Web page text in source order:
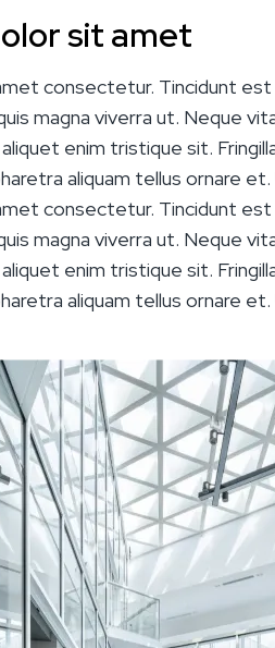
sit amet
consectetur. Tincidunt
magna viverra ut. Neque
enim tristique sit.
aliquam tellus ornare
consectetur. Tincidunt
magna viverra ut. Neque
enim tristique sit.
aliquam tellus ornare